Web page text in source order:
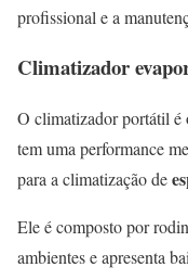
profissional e a
Climatizador
O climatizador portátil é
tem uma performance
para a climatização de
Ele é composto por
ambientes e apresenta